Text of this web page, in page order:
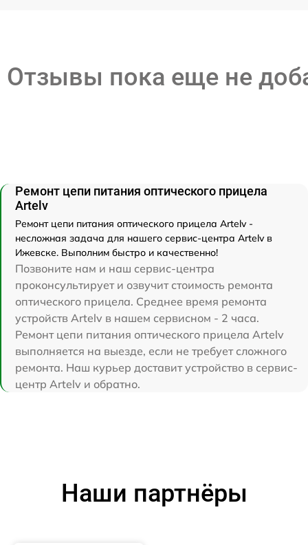
Отзывы пока еще не
Ремонт цепи питания оптического прицела
Artelv
Ремонт цепи питания оптического прицела Artelv -
несложная задача для нашего сервис-центра Artelv в
Ижевске. Выполним быстро и качественно!
Позвоните нам и наш сервис-центра
проконсультирует и озвучит стоимость ремонта
оптического прицела. Среднее время ремонта
устройств Artelv в нашем сервисном - 2 часа.
Ремонт цепи питания оптического прицела Artelv
выполняется на выезде, если не требует сложного
ремонта. Наш курьер доставит устройство в сервис-
центр Artelv и обратно.
Наши партнёры